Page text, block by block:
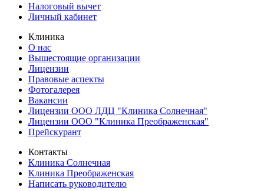
Налоговый вычет
Личный кабинет
Клиника
О нас
Вышестоящие организации
Лицензии
Правовые аспекты
Фотогалерея
Вакансии
Лицензии ООО ЛДЦ "Клиника Солнечная"
Лицензии ООО "Клиника Преображенская"
Прейскурант
Контакты
Клиника Солнечная
Клиника Преображенская
Написать руководителю